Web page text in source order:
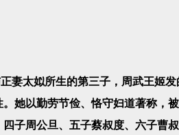
太姒所生的第三子，周武王姬发
她以勤劳节俭、恪守妇道著称，
子周公旦、五子蔡叔度、六子曹